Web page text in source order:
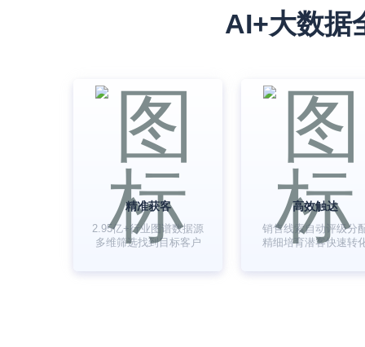
AI+大数据
精准获客
2.95亿+行业图谱数据源
多维筛选找到目标客户
高效触达
销售线索自动评级分
精细培育潜客快速转